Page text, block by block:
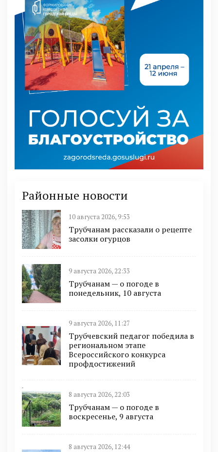
Районные новости
10 августа 2026, 9:53
Трубчанам рассказали о рецепте
засолки огурцов
9 августа 2026, 22:33
Трубчанам — о погоде в
понедельник, 10 августа
9 августа 2026, 11:27
Трубчевский педагог победила в
региональном этапе
Всероссийского конкурса
профдостижений
8 августа 2026, 22:03
Трубчанам — о погоде в
воскресенье, 9 августа
8 августа 2026, 12:44